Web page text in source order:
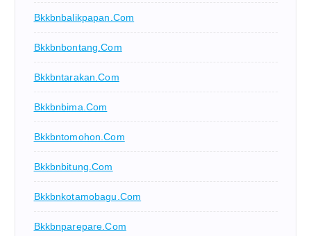
Bkkbnbalikpapan.com
Bkkbnbontang.com
Bkkbntarakan.com
Bkkbnbima.com
Bkkbntomohon.com
Bkkbnbitung.com
Bkkbnkotamobagu.com
Bkkbnparepare.com